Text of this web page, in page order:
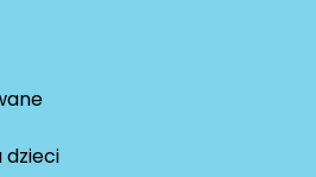
dzieci